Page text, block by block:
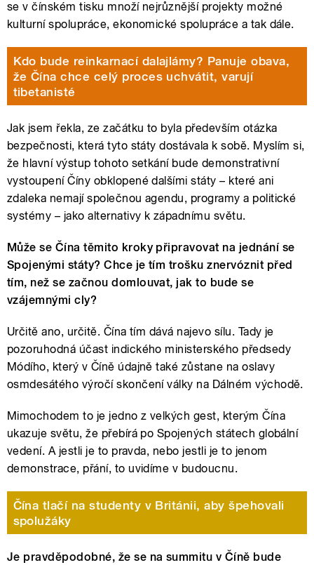
se v čínském tisku množí nejrůznější projekty možné
kulturní spolupráce, ekonomické spolupráce a tak dále.
Kdo bude reinkarnací dalajlámy? Panuje obava,
že Čína chce celý proces uchvátit, varují
tibetanisté
Jak jsem řekla, ze začátku to byla především otázka
bezpečnosti, která tyto státy dostávala k sobě. Myslím si,
že hlavní výstup tohoto setkání bude demonstrativní
vystoupení Číny obklopené dalšími státy – které ani
zdaleka nemají společnou agendu, programy a politické
systémy – jako alternativy k západnímu světu.
Může se Čína těmito kroky připravovat na jednání se
Spojenými státy? Chce je tím trošku znervóznit před
tím, než se začnou domlouvat, jak to bude se
vzájemnými cly?
Určitě ano, určitě. Čína tím dává najevo sílu. Tady je
pozoruhodná účast indického ministerského předsedy
Módího, který v Číně údajně také zůstane na oslavy
osmdesátého výročí skončení války na Dálném východě.
Mimochodem to je jedno z velkých gest, kterým Čína
ukazuje světu, že přebírá po Spojených státech globální
vedení. A jestli je to pravda, nebo jestli je to jenom
demonstrace, přání, to uvidíme v budoucnu.
Čína tlačí na studenty v Británii, aby špehovali
spolužáky
Je pravděpodobné, že se na summitu v Číně bude